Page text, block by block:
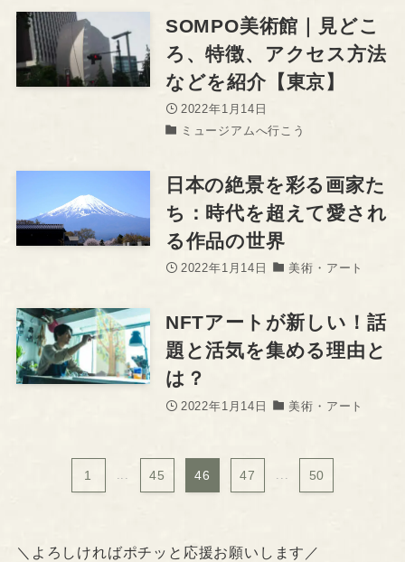
SOMPO美術館｜見どこ
ろ、特徴、アクセス方法
などを紹介【東京】
2022年1月14日
ミュージアムへ行こう
日本の絶景を彩る画家た
ち：時代を超えて愛され
る作品の世界
2022年1月14日 美術・アート
NFTアートが新しい！話
題と活気を集める理由と
は？
2022年1月14日 美術・アート
1 45 46 47 50
＼よろしければポチッと応援お願いします／